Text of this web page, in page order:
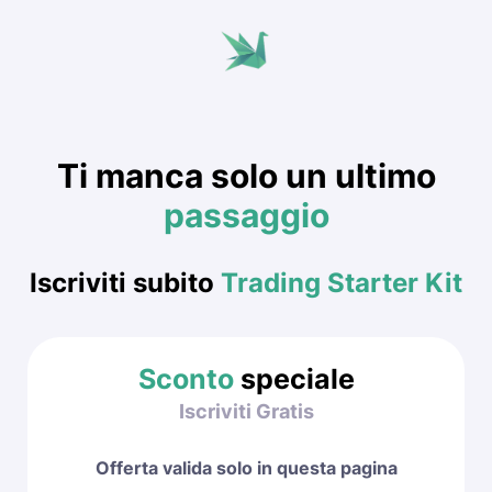
Ti manca solo un ultimo
passaggio
Iscriviti subito Trading Starter Kit
Scontospeciale
Iscriviti Gratis
Offerta valida solo in questa pagina